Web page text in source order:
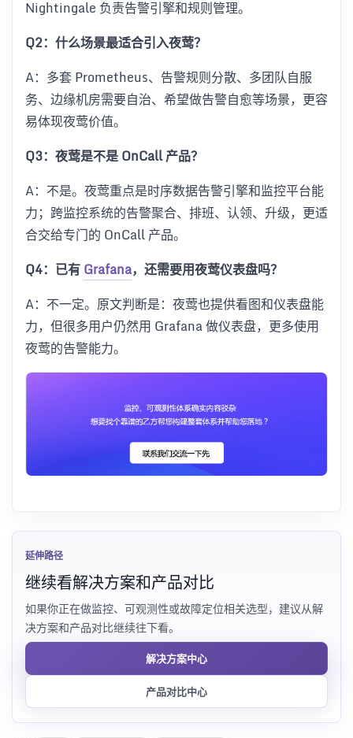
Nightingale 负责告警引擎和规则管理。
Q2：什么场景最适合引入夜莺？
A：多套 Prometheus、告警规则分散、多团队自服
务、边缘机房需要自治、希望做告警自愈等场景，更容
易体现夜莺价值。
Q3：夜莺是不是 OnCall 产品？
A：不是。夜莺重点是时序数据告警引擎和监控平台能
力；跨监控系统的告警聚合、排班、认领、升级，更适
合交给专门的 OnCall 产品。
Q4：已有Grafana，还需要用夜莺仪表盘吗？
A：不一定。原文判断是：夜莺也提供看图和仪表盘能
力，但很多用户仍然用 Grafana 做仪表盘，更多使用
夜莺的告警能力。
延伸路径
继续看解决方案和产品对比
如果你正在做监控、可观测性或故障定位相关选型，建议从解
决方案和产品对比继续往下看。
解决方案中心
产品对比中心